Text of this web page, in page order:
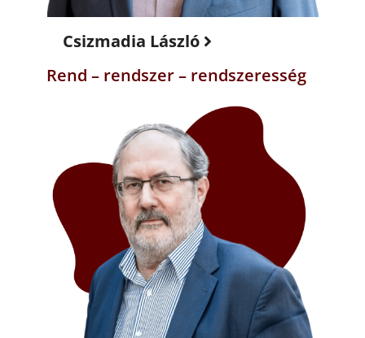
Csizmadia László
Rend – rendszer – rendszeresség